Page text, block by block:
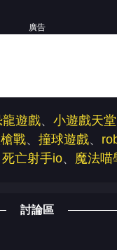
廣告
龍遊戲、 小遊戲天堂
戰、 撞球遊戲、
死亡射手io、 魔法喵
討論區